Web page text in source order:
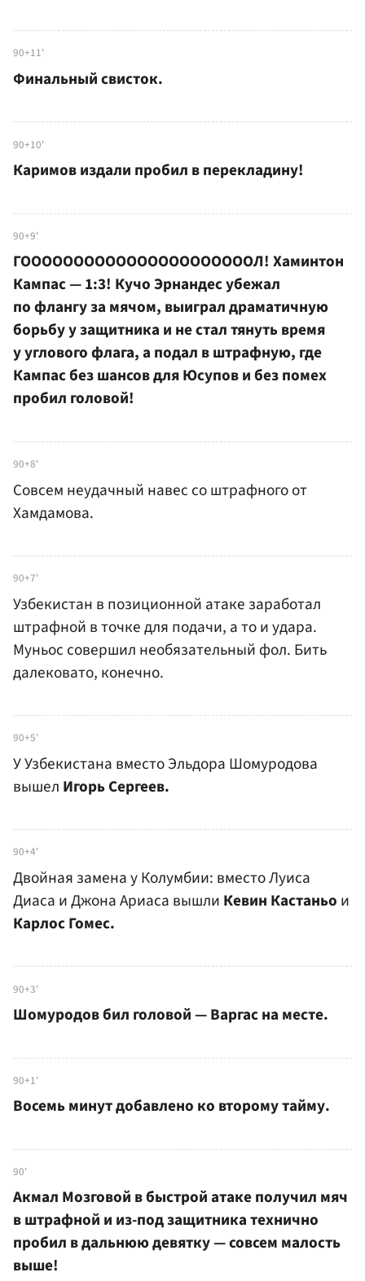
90+11'
Финальный свисток.
90+10'
Каримов издали пробил в перекладину!
90+9'
ГООООООООООООООООООООООЛ! Хаминтон
Кампас — 1:3! Кучо Эрнандес убежал
по флангу за мячом, выиграл драматичную
борьбу у защитника и не стал тянуть время
у углового флага, а подал в штрафную, где
Кампас без шансов для Юсупов и без помех
пробил головой!
90+8'
Совсем неудачный навес со штрафного от
Хамдамова.
90+7'
Узбекистан в позиционной атаке заработал
штрафной в точке для подачи, а то и удара.
Муньос совершил необязательный фол. Бить
далековато, конечно.
90+5'
У Узбекистана вместо Эльдора Шомуродова
вышел Игорь Сергеев.
90+4'
Двойная замена у Колумбии: вместо Луиса
Диаса и Джона Ариаса вышли Кевин Кастаньо и
Карлос Гомес.
90+3'
Шомуродов бил головой — Варгас на месте.
90+1'
Восемь минут добавлено ко второму тайму.
90'
Акмал Мозговой в быстрой атаке получил мяч
в штрафной и из-под защитника технично
пробил в дальнюю девятку — совсем малость
выше!